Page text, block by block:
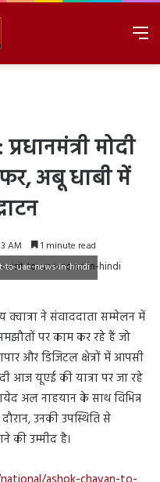
मोदी
अबू धाबी में
AM 1 minute read
to-uae-news-in-hindi
क्वात्रा ने संवाददाता सम्मेलन में
पर काम कर रहे हैं जो
और डिजिटल क्षेत्रों में आपसी
आज यूएई की यात्रा पर जा रहे
अल नाहयान के साथ विभिन्न
उनकी उपस्थिति से
की उम्मीद है।